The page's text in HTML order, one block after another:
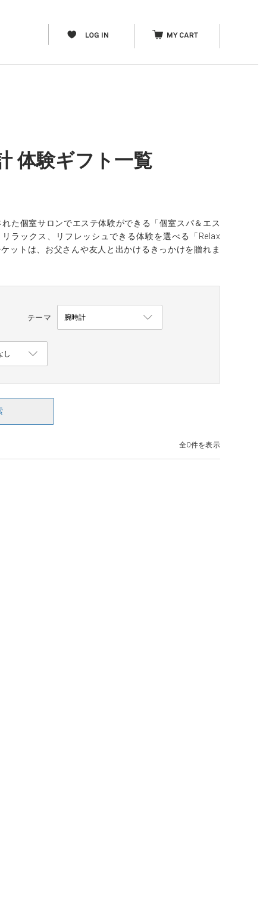
体験ギフト一覧
た個室サロンでエステ体験ができる「個室スパ＆エス
ラックス、リフレッシュできる体験を選べる「Relax
ットは、お父さんや友人と出かけるきっかけを贈れま
テーマ
全0件を表示